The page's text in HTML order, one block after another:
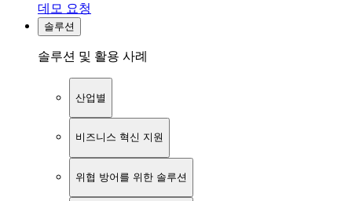
데모 요청
솔루션
솔루션 및 활용 사례
산업별
비즈니스 혁신 지원
위협 방어를 위한 솔루션